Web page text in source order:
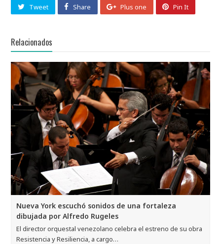
Tweet Share Plus one Pin It
Relacionados
Nueva York escuchó sonidos de una fortaleza
dibujada por Alfredo Rugeles
El director orquestal venezolano celebra el estreno de su obra
Resistencia y Resiliencia, a cargo…